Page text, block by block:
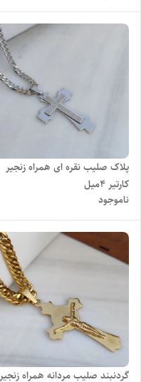
پلاک صلیب نقره ای همراه زنجیر
کارتیر ۴میل
ناموجود
گردنبند صلیب مردانه همراه زنجیر